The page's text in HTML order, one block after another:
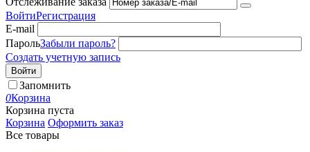
ВойтиРегистрация
E-mail
ПарольЗабыли пароль?
Создать учетную запись
Войти
Запомнить
0Корзина
Корзина пуста
Корзина Оформить заказ
Все товары